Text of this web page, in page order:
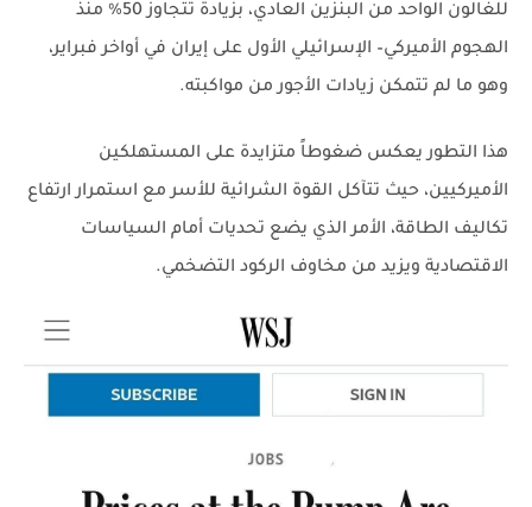
للغالون الواحد من البنزين العادي، بزيادة تتجاوز 50% منذ
الهجوم الأميركي– الإسرائيلي الأول على إيران في أواخر فبراير،
وهو ما لم تتمكن زيادات الأجور من مواكبته.
هذا التطور يعكس ضغوطاً متزايدة على المستهلكين
الأميركيين، حيث تتآكل القوة الشرائية للأسر مع استمرار ارتفاع
تكاليف الطاقة، الأمر الذي يضع تحديات أمام السياسات
الاقتصادية ويزيد من مخاوف الركود التضخمي.